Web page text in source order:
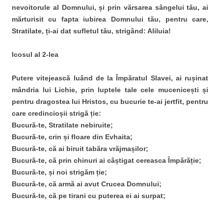
nevoitorule al Domnului, și prin vărsarea sângelui tău, ai
mărturisit cu fapta iubirea Domnului tău, pentru care,
Stratilate, ți-ai dat sufletul tău, strigând: Aliluia!
Icosul al 2-lea
Putere vitejească luând de la Împăratul Slavei, ai rușinat
mândria lui Lichie, prin luptele tale cele mucenicești și
pentru dragostea lui Hristos, cu bucurie te-ai jertfit, pentru
care credincioșii strigă ție:
Bucură-te, Stratilate nebiruite;
Bucură-te, crin și floare din Evhaita;
Bucură-te, că ai biruit tabăra vrăjmașilor;
Bucură-te, că prin chinuri ai câștigat cereasca Împărăție;
Bucură-te, și noi strigăm ție;
Bucură-te, că armă ai avut Crucea Domnului;
Bucură-te, că pe tirani cu puterea ei ai surpat;